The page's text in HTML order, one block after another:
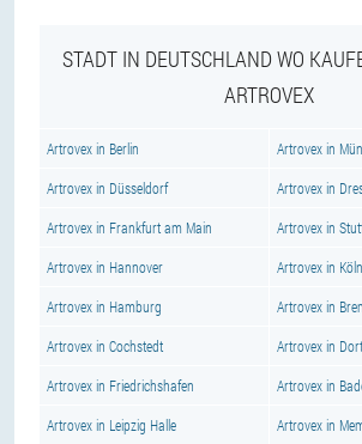
STADT IN DEUTSCHLAND WO
ARTROVEX
Artrovex in Berlin Artrovex in
Artrovex in Düsseldorf Artrovex in
Artrovex in Frankfurt am Main Artrovex in
Artrovex in Hannover Artrovex in Köln
Artrovex in Hamburg Artrovex in
Artrovex in Cochstedt Artrovex in
Artrovex in Friedrichshafen Artrovex in
Artrovex in Leipzig Halle Artrovex in